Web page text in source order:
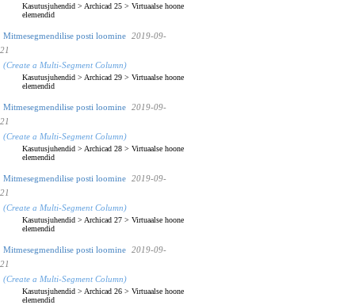
Kasutusjuhendid > Archicad 25 > Virtuaalse hoone
elemendid
Mitmesegmendilise posti loomine
2019-09-
21
(Create a Multi-Segment Column)
Kasutusjuhendid > Archicad 29 > Virtuaalse hoone
elemendid
Mitmesegmendilise posti loomine
2019-09-
21
(Create a Multi-Segment Column)
Kasutusjuhendid > Archicad 28 > Virtuaalse hoone
elemendid
Mitmesegmendilise posti loomine
2019-09-
21
(Create a Multi-Segment Column)
Kasutusjuhendid > Archicad 27 > Virtuaalse hoone
elemendid
Mitmesegmendilise posti loomine
2019-09-
21
(Create a Multi-Segment Column)
Kasutusjuhendid > Archicad 26 > Virtuaalse hoone
elemendid